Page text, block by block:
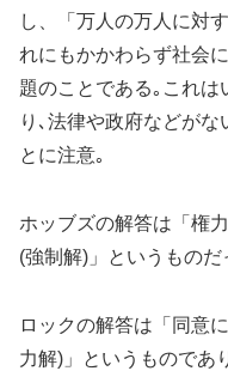
し、「万人の万人に対
れにもかかわらず社会
題のことである｡これ
り､法律や政府などがな
とに注意｡
ホッブズの解答は「権
(強制解)」というものだ
ロックの解答は「同意
力解)」というものであ